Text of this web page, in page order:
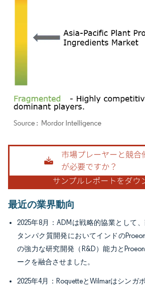
画像 © Mordor Intelligence。再利用にはCC BY
最近の業界動向
2025年8月：ADMは戦略的協業として
タンパク質開発においてインドの
の強力な研究開発（R&D）能力と
ークを融合させました。
2025年4月：RoquetteとWilmarはシンガ